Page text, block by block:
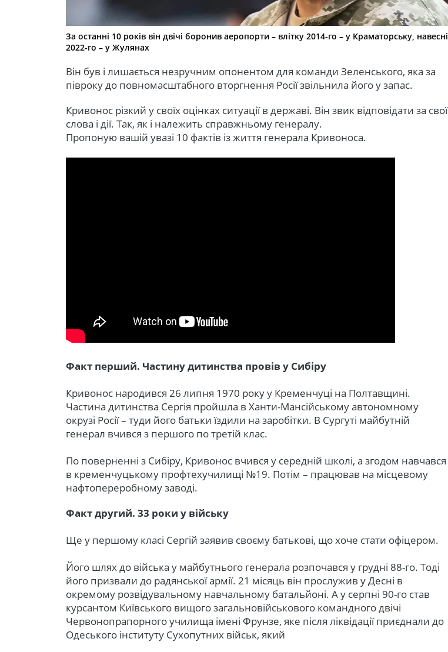
За останні 10 років він двічі боронив аеропорти – влітку 2014-го – у Краматорську, навесні
2022-го – у Жулянах
Він був і лишається незручним опонентом для команди Зеленського, яка за
півроку до повномасштабного вторгнення Росії звільнила його у запас.
Кривонос різкий у своїх оцінках ситуації в державі. Він звик відповідати за свої
слова і дії. Так, як і належить справжньому генералу.
Пропоную вашій увазі 10 фактів із життя генерала Кривоноса.
Факт перший. Частину дитинства провів у Сибіру
Кривонос народився 26 липня 1970 року у Кременчуці на Полтавщині.
Частина дитинства Сергія пройшла в Ханти-Мансійському автономному
окрузі Росії – туди його батьки їздили на заробітки. В Сургуті майбутній
генерал вчився з першого по третій клас.
По поверненні з Сибіру, Кривонос вчився у середній школі, а згодом навчався
в кременчуцькому профтехучилищі №19. Потім – працював на місцевому
нафтопереробному заводі.
Факт другий. 33 роки у війську
Ще у першому класі Сергій заявив своєму батькові, що хоче стати офіцером.
Його шлях до війська у майбутнього генерала розпочався у грудні 88-го. Тоді
його призвали до радянської армії. 21 місяць він прослужив у Десні в
окремому розвідувальному навчальному батальйоні. А у серпні 90-го став
курсантом Київського вищого загальновійськового командного двічі
Червонопрапорного училища імені Фрунзе, яке після ліквідації приєднали до
Одеського інституту Сухопутних військ, який